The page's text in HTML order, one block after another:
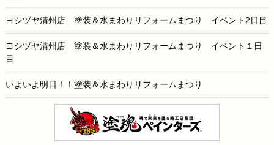
ヨシヅヤ清州店 塗装＆水まわりリフォームまつり イベント2日目
ヨシヅヤ清州店 塗装＆水まわりリフォームまつり イベント１日
目
いよいよ明日！！塗装＆水まわりリフォームまつり